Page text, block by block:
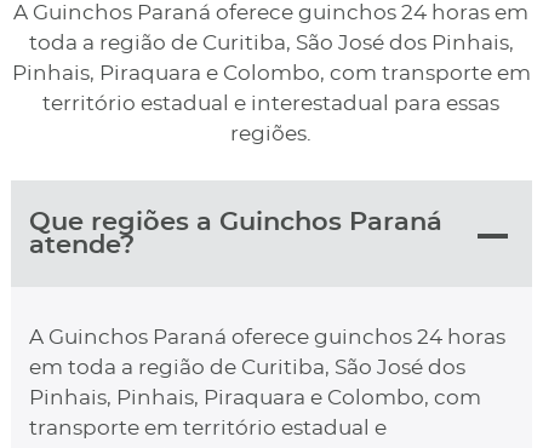
A Guinchos Paraná oferece guinchos 24 horas em
toda a região de Curitiba, São José dos Pinhais,
Pinhais, Piraquara e Colombo, com transporte em
território estadual e interestadual para essas
regiões.
Que regiões a Guinchos Paraná
atende?
A Guinchos Paraná oferece guinchos 24 horas
em toda a região de Curitiba, São José dos
Pinhais, Pinhais, Piraquara e Colombo, com
transporte em território estadual e